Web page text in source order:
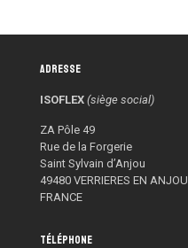
Adresse
ISOFLEX (siège social)
ZA Pôle 49
Rue de la Forgerie
Saint Sylvain d’Anjou
49480 VERRIERES EN ANJOU
FRANCE
Téléphone